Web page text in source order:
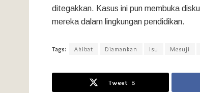
ditegakkan. Kasus ini pun membuka
mereka dalam lingkungan pendidikan.
Tags: Akibat Diamankan Isu Mesuji
Tweet 8